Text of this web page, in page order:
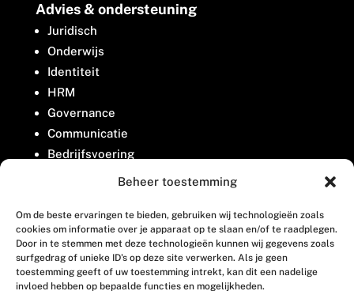
Beheer toestemming
Om de beste ervaringen te bieden, gebruiken wij technologieën zoals
cookies om informatie over je apparaat op te slaan en/of te raadplegen.
Door in te stemmen met deze technologieën kunnen wij gegevens zoals
surfgedrag of unieke ID's op deze site verwerken. Als je geen
toestemming geeft of uw toestemming intrekt, kan dit een nadelige
invloed hebben op bepaalde functies en mogelijkheden.
Advies & ondersteuning
Juridisch
Onderwijs
Identiteit
HRM
Governance
Communicatie
Bedrijfsvoering
Belangenbehartiging
Contact
Houttuinlaan 8
3447 GM Woerden